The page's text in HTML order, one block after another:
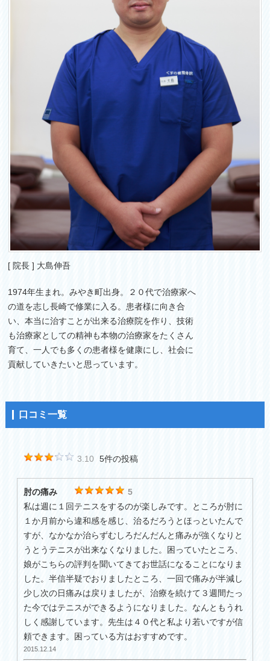
[ 院長 ] 大島伸吾
1974年生まれ。みやき町出身。２０代で治療家へ
の道を志し長崎で修業に入る。患者様に向き合
い、本当に治すことが出来る治療院を作り、技術
も治療家としての精神も本物の治療家をたくさん
育て、一人でも多くの患者様を健康にし、社会に
貢献していきたいと思っています。
口コミ一覧
3.10 5件の投稿
肘の痛み
5
私は週に１回テニスをするのが楽しみです。ところが肘に
１か月前から違和感を感じ、治るだろうとほっといたんで
すが、なかなか治らずむしろだんだんと痛みが強くなりと
うとうテニスが出来なくなりました。困っていたところ、
娘がこちらの評判を聞いてきてお世話になることになりま
した。半信半疑でおりましたところ、一回で痛みが半減し
少し次の日痛みは戻りましたが、治療を続けて３週間たっ
た今ではテニスができるようになりました。なんともうれ
しく感謝しています。先生は４０代と私より若いですが信
頼できます。困っている方はおすすめです。
2015.12.14